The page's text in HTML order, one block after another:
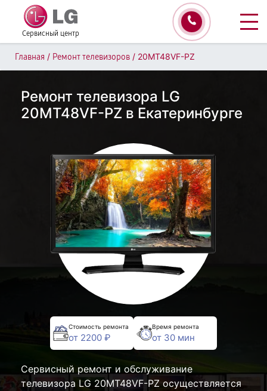
Сервисный центр
Главная / Ремонт телевизоров / 20MT48VF-PZ
Ремонт телевизора LG
20MT48VF-PZ в Екатеринбурге
Стоимость ремонта
от 2200 ₽
Время ремонта
от 30 мин
Сервисный ремонт и обслуживание
телевизора LG 20MT48VF-PZ осуществляется